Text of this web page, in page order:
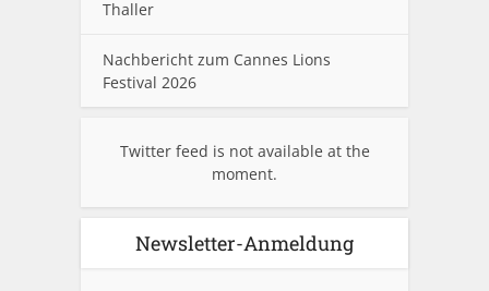
Thaller
Nachbericht zum Cannes Lions
Festival 2026
Twitter feed is not available at the
moment.
Newsletter-Anmeldung